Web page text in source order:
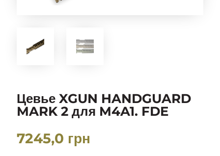
Цевье XGUN HANDGUARD
MARK 2 для M4A1. FDE
7245,0 грн